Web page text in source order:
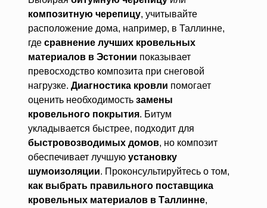
композитную черепицу, учитывайте
расположение дома, например, в Таллинне,
где сравнение лучших кровельных
материалов в Эстонии показывает
превосходство композита при снеговой
нагрузке. Диагностика кровли помогает
оценить необходимость замены
кровельного покрытия. Битум
укладывается быстрее, подходит для
быстровозводимых домов, но композит
обеспечивает лучшую установку
шумоизоляции. Проконсультируйтесь о том,
как выбрать правильного поставщика
кровельных материалов в Таллинне,